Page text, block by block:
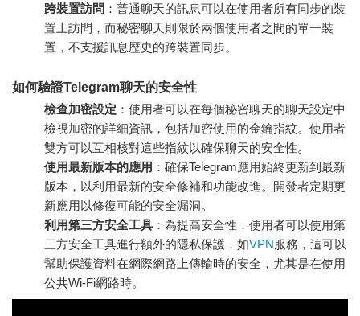
跨裝置訪問 ：普通聊天的訊息可以在使用者所有同步的裝
置上訪問，而秘密聊天則限於兩個使用者之間的單一裝
置，不支援訊息歷史的跨裝置同步。
如何驗證Telegram聊天的安全性
檢查加密設定 ：使用者可以在每個秘密聊天的聊天設定中
檢視加密的詳細資訊，包括加密使用的金鑰指紋。使用者
雙方可以互相核對這些指紋以確保聊天的安全性。
使用最新版本的應用 ：確保Telegram應用始終更新到最新
版本，以利用最新的安全修補和功能改進。開發者定期更
新應用以修復可能的安全漏洞。
利用第三方安全工具 ：為提高安全性，使用者可以使用第
三方安全工具進行額外的隱私保護，如VPN服務，這可以
幫助保護資料在網際網路上傳輸時的安全，尤其是在使用
公共Wi-Fi網路時。